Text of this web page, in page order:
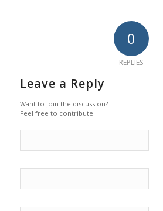
0
REPLIES
Leave a Reply
Want to join the discussion?
Feel free to contribute!